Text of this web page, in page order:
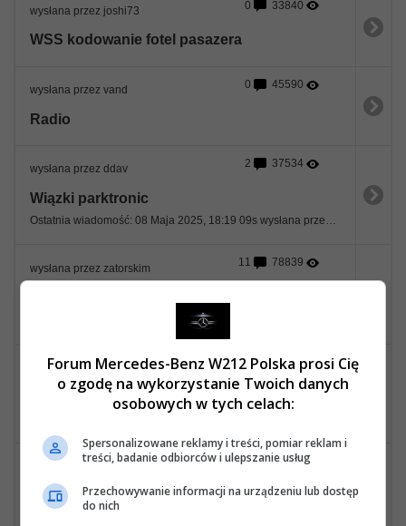
wysłana przez joshi73 0 33840
WSS kodowanie fotel pasazera
wysłana przez vand 0 45590
Radio
wysłana przez ddav 2 37534
Wiązki parktronic
Ostatnia wiadomość: 08 Maja 2025, 18:19 09s wysłana przez ddav
wysłana przez zatorskim 11 78839
wysłana przez Lukasz84j 7 40896
Nie działa jedno światło do jazdy dziennej
wysłana przez piotrasta 1 29198
Stacyjka problem
Forum Mercedes-Benz W212 Polska prosi Cię
o zgodę na wykorzystanie Twoich danych
osobowych w tych celach:
Spersonalizowane reklamy i treści, pomiar reklam i
treści, badanie odbiorców i ulepszanie usług
Przechowywanie informacji na urządzeniu lub dostęp
do nich